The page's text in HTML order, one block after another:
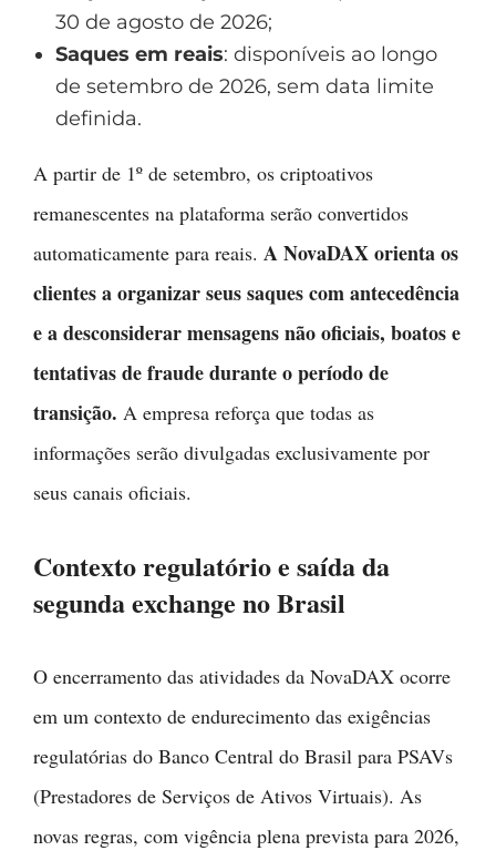
30 de agosto de 2026;
Saques em reais: disponíveis ao longo
de setembro de 2026, sem data limite
definida.
A partir de 1º de setembro, os criptoativos
remanescentes na plataforma serão convertidos
automaticamente para reais. A NovaDAX orienta os
clientes a organizar seus saques com antecedência
e a desconsiderar mensagens não oficiais, boatos e
tentativas de fraude durante o período de
transição. A empresa reforça que todas as
informações serão divulgadas exclusivamente por
seus canais oficiais.
Contexto regulatório e saída da
segunda exchange no Brasil
O encerramento das atividades da NovaDAX ocorre
em um contexto de endurecimento das exigências
regulatórias do Banco Central do Brasil para PSAVs
(Prestadores de Serviços de Ativos Virtuais). As
novas regras, com vigência plena prevista para 2026,